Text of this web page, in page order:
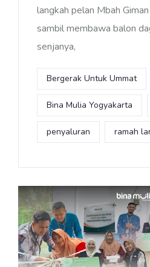
langkah pelan Mbah
sambil membawa balon
senjanya,
Bergerak Untuk Ummat
Bina Mulia Yogyakarta
penyaluran ramah